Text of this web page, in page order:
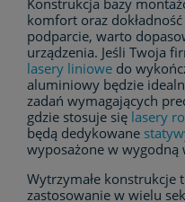
Konstrukcja bazy
komfort oraz
podparcie, warto
urządzenia. Jeśli Twoja
lasery liniowe do
aluminiowy będzie
zadań wymagających
gdzie stosuje się lasery
będą dedykowane
wyposażone w wygodną
Wytrzymałe konstrukcje
zastosowanie w wielu